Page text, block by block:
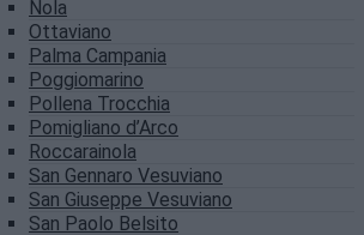
Nola
Ottaviano
Palma Campania
Poggiomarino
Pollena Trocchia
Pomigliano d’Arco
Roccarainola
San Gennaro Vesuviano
San Giuseppe Vesuviano
San Paolo Belsito